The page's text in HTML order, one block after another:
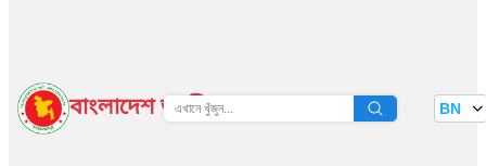
বাংলাদেশ জাতীয় তথ্য বাতায়ন BN